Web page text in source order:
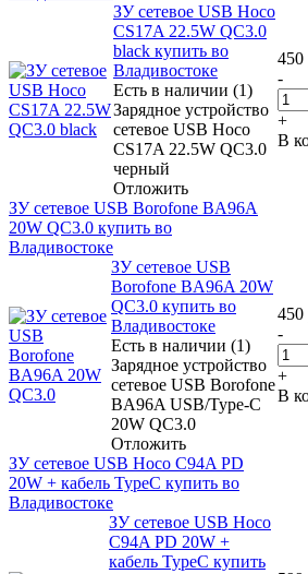
ЗУ сетевое USB Hoco
CS17A 22.5W QC3.0
black купить во
Владивостоке
Есть в наличии (1)
Зарядное устройство
сетевое USB Hoco
CS17A 22.5W QC3.0
черный
Отложить
450
-
+
В
ЗУ сетевое USB Borofone BA96A
20W QC3.0 купить во
Владивостоке
ЗУ сетевое USB
Borofone BA96A 20W
QC3.0 купить во
Владивостоке
Есть в наличии (1)
Зарядное устройство
сетевое USB Borofone
BA96A USB/Type-C
20W QC3.0
Отложить
450
-
+
В
ЗУ сетевое USB Hoco C94A PD
20W + кабель TypeC купить во
Владивостоке
ЗУ сетевое USB Hoco
C94A PD 20W +
кабель TypeC купить